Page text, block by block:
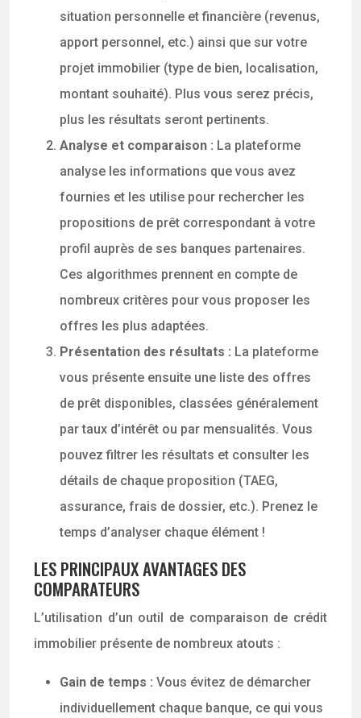
situation personnelle et financière (revenus,
apport personnel, etc.) ainsi que sur votre
projet immobilier (type de bien, localisation,
montant souhaité). Plus vous serez précis,
plus les résultats seront pertinents.
Analyse et comparaison : La plateforme
analyse les informations que vous avez
fournies et les utilise pour rechercher les
propositions de prêt correspondant à votre
profil auprès de ses banques partenaires.
Ces algorithmes prennent en compte de
nombreux critères pour vous proposer les
offres les plus adaptées.
Présentation des résultats : La plateforme
vous présente ensuite une liste des offres
de prêt disponibles, classées généralement
par taux d’intérêt ou par mensualités. Vous
pouvez filtrer les résultats et consulter les
détails de chaque proposition (TAEG,
assurance, frais de dossier, etc.). Prenez le
temps d’analyser chaque élément !
LES PRINCIPAUX AVANTAGES DES
COMPARATEURS
L’utilisation d’un outil de comparaison de crédit
immobilier présente de nombreux atouts :
Gain de temps : Vous évitez de démarcher
individuellement chaque banque, ce qui vous